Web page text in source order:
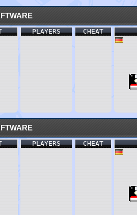
CHEAT
PLAYERS
CHEAT
PLAYERS